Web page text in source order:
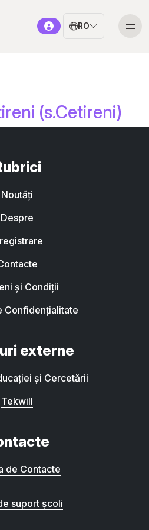
RO
(s.Cetireni)
Noutăți
Despre
și Condiții
Confidențialitate
externe
și Cercetării
Tekwill
de Contacte
suport școli